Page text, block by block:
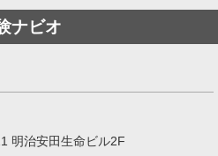
ナビオ
明治安田生命ビル2F